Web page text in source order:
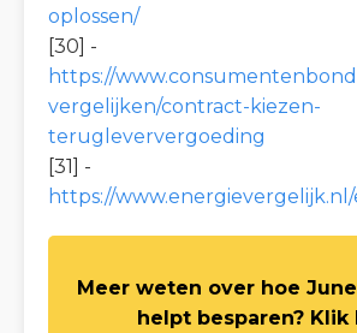
oplossen/
[30] -
https://
vergelijken/contract-kiezen-
terugleververgoeding
[31] -
https://
Meer weten over hoe
helpt besparen? Klik